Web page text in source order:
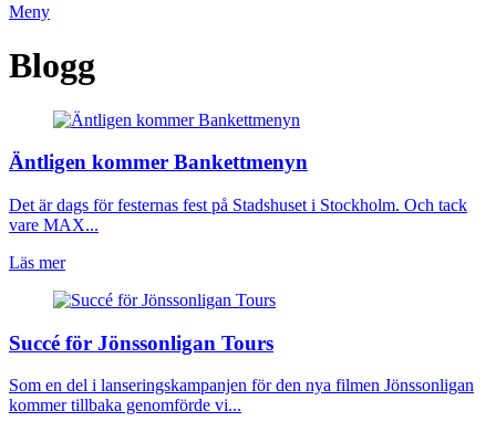
Meny
Blogg
Äntligen kommer Bankettmenyn
Det är dags för festernas fest på Stadshuset i Stockholm. Och tack
vare MAX...
Läs mer
Succé för Jönssonligan Tours
Som en del i lanseringskampanjen för den nya filmen Jönssonligan
kommer tillbaka genomförde vi...